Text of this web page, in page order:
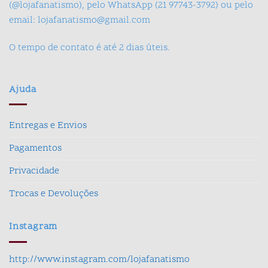
(@lojafanatismo), pelo WhatsApp (21 97743-3792) ou pelo
email: lojafanatismo@gmail.com
O tempo de contato é até 2 dias úteis.
Ajuda
Entregas e Envios
Pagamentos
Privacidade
Trocas e Devoluções
Instagram
http://www.instagram.com/lojafanatismo